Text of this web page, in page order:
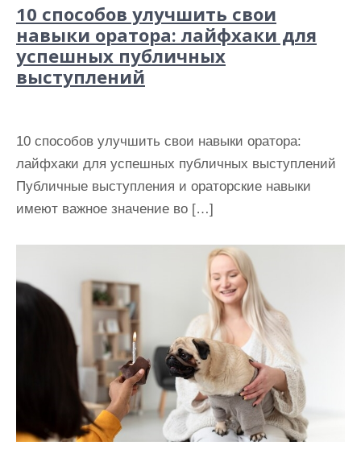
10 способов улучшить свои
навыки оратора: лайфхаки для
успешных публичных
выступлений
10 способов улучшить свои навыки оратора:
лайфхаки для успешных публичных выступлений
Публичные выступления и ораторские навыки
имеют важное значение во […]